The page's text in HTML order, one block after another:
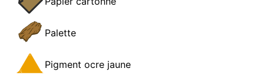
Palette
Pigment ocre jaune